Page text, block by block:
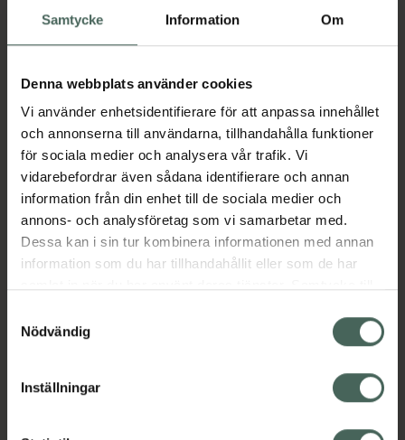
Samtycke Information Om
Denna webbplats använder cookies
Vi använder enhetsidentifierare för att anpassa innehållet
och annonserna till användarna, tillhandahålla funktioner
för sociala medier och analysera vår trafik. Vi
vidarebefordrar även sådana identifierare och annan
information från din enhet till de sociala medier och
annons- och analysföretag som vi samarbetar med.
Dessa kan i sin tur kombinera informationen med annan
information som du har tillhandahållit eller som de har
återkalla ditt samtycke via webbplatsens
cookieinställningar. Ett återkallat samtycke påverkar inte
lagligheten av behandling som skett innan återkallelsen.
Nödvändig
Inställningar
utvecklad för känsliga ögon och för dig som
använder kontaktlinser. Den byggbara
eller flera lager beroende på önskat resultat.
Mascaran är fria från nickel och krom,
parfymfri samt oftalmologiskt testad – ett
skonsamt val för daglig användning.
Dessutom är den veganvänlig och passar
perfekt för dig som söker en mild men effektiv
mascara för känsliga ögon.
Jämförpris 19800 kr/kg
Makeup